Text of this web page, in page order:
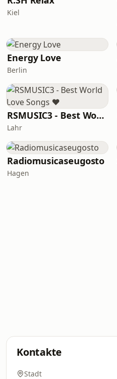
Kiel
Energy Love
Berlin
RSMUSIC3 - Best World Love Songs ♥
Lahr
Radiomusicaseugosto
Hagen
Kontakte
Stadt